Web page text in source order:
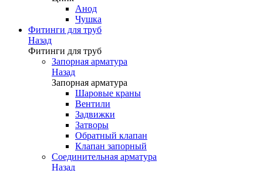
Анод
Чушка
Фитинги для труб
Назад
Фитинги для труб
Запорная арматура
Назад
Запорная арматура
Шаровые краны
Вентили
Задвижки
Затворы
Обратный клапан
Клапан запорный
Соединительная арматура
Назад